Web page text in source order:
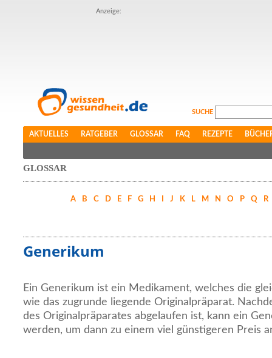
Anzeige:
SUCHE
AKTUELLES RATGEBER GLOSSAR FAQ REZEPTE
GLOSSAR
A B C D E F G H J K L M N O P Q R
Generikum
Ein Generikum ist ein Medikament, welches die
wie das zugrunde liegende Originalpräparat.
des Originalpräparates abgelaufen ist, kann ein
werden, um dann zu einem viel günstigeren Preis